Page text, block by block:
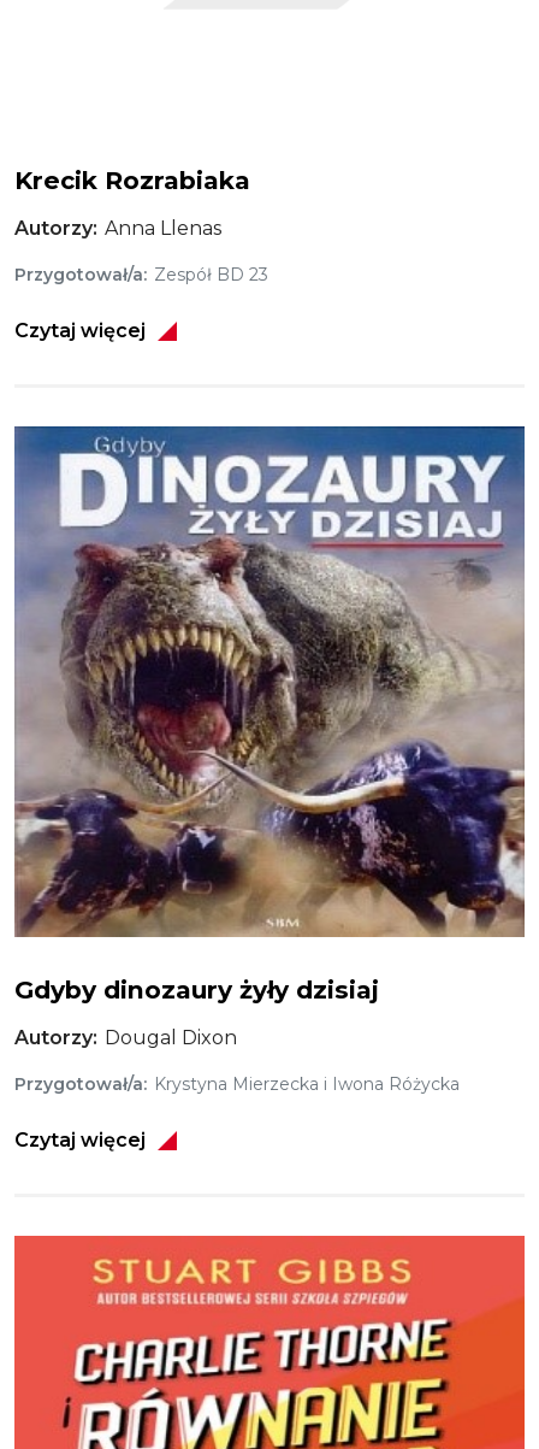
Krecik Rozrabiaka
Autorzy Anna Llenas
Przygotował/a Zespół BD 23
Czytaj więcej
Gdyby dinozaury żyły dzisiaj
Autorzy Dougal Dixon
Przygotował/a Krystyna Mierzecka i Iwona Różycka
Czytaj więcej